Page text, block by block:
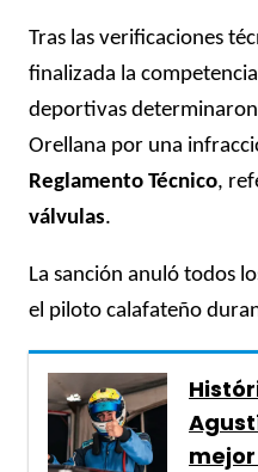
Tras las verificaciones
finalizada la
deportivas
Orellana por una
Reglamento Técnico,
válvulas.
La sanción anuló todos
el piloto calafateño